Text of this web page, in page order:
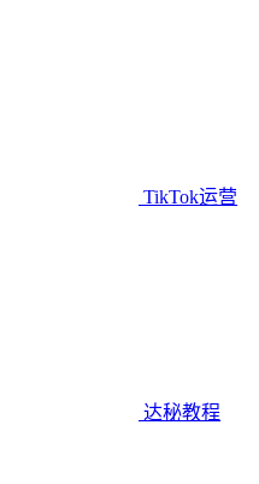
TikTok运营
达秘教程